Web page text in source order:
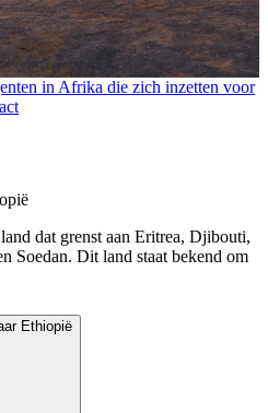
in Afrika die zich inzetten voor
dat grenst aan Eritrea, Djibouti,
Soedan. Dit land staat bekend om
Ethiopië